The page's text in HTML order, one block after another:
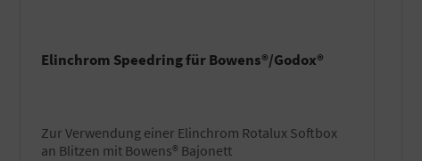
Elinchrom Speedring für Bowens®/Godox®
zur Verwendung einer Elinchrom Rotalux Softbox
an Blitzen mit Bowens® Bajonett